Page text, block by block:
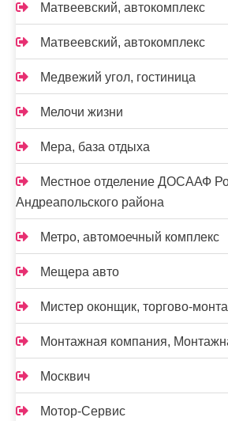
Матвеевский, автокомплекс
Матвеевский, автокомплекс
Медвежий угол, гостиница
Мелочи жизни
Мера, база отдыха
Местное отделение ДОСААФ
Андреапольского района
Метро, автомоечный комплекс
Мещера авто
Мистер оконщик, торгово-
Монтажная компания,
Москвич
Мотор-Сервис